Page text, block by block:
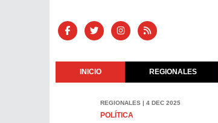
INICIO REGIONALES
REGIONALES | 4 DEC 2025
POLÍTICA